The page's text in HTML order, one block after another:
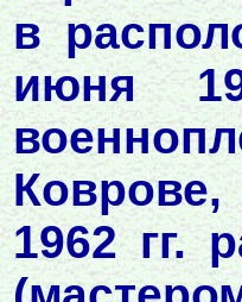
в
июня
1962 гг.